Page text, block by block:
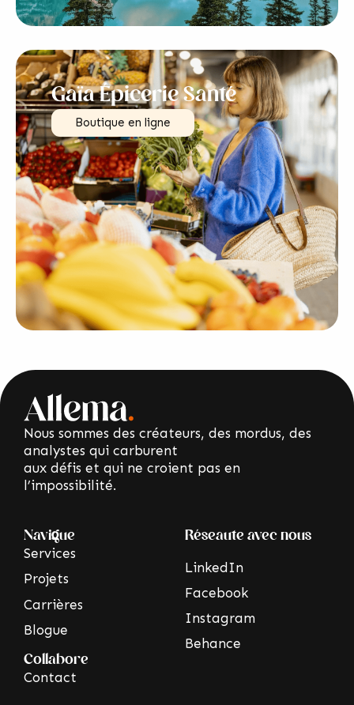
Gaïa Épicerie Santé
Boutique en ligne
Nous sommes des créateurs, des mordus, des
analystes qui carburent
aux défis et qui ne croient pas en
l’impossibilité.
Navigue
Services
Projets
Carrières
Blogue
Collabore
Contact
Réseaute avec nous
LinkedIn
Facebook
Instagram
Behance